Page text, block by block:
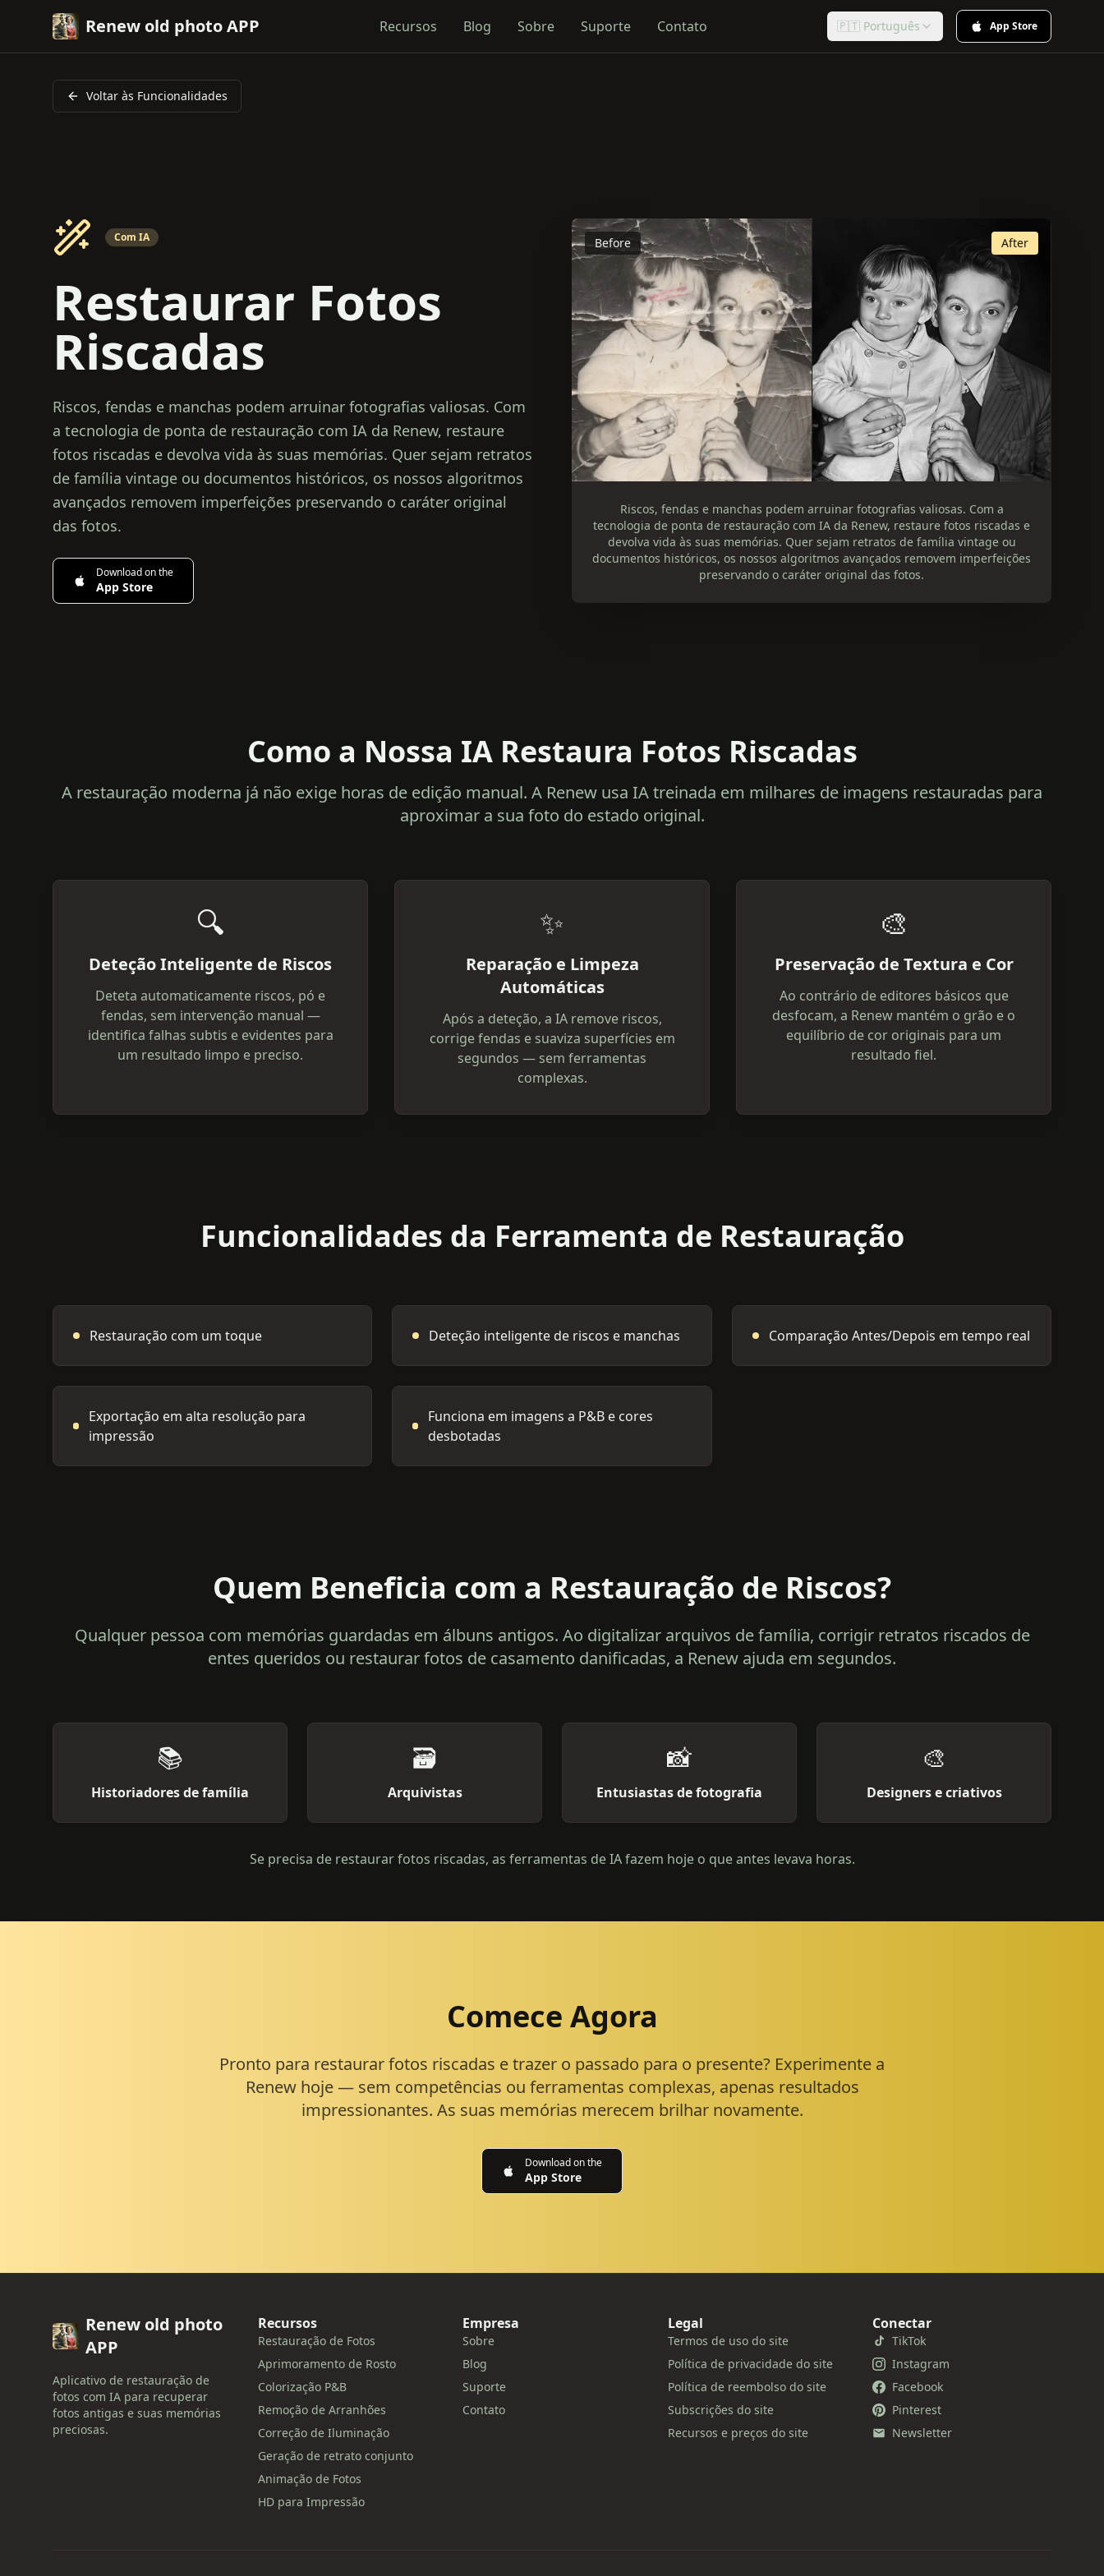
Renew old photo APP Recursos Blog Sobre Suporte Contato 🇵🇹 Português App Store
Voltar às Funcionalidades
Com IA
Restaurar Fotos
Riscadas
Riscos, fendas e manchas podem arruinar fotografias valiosas. Com
a tecnologia de ponta de restauração com IA da Renew, restaure
fotos riscadas e devolva vida às suas memórias. Quer sejam retratos
de família vintage ou documentos históricos, os nossos algoritmos
avançados removem imperfeições preservando o caráter original
das fotos.
Download on the
App Store
Before After
Riscos, fendas e manchas podem arruinar fotografias valiosas. Com a
tecnologia de ponta de restauração com IA da Renew, restaure fotos riscadas e
devolva vida às suas memórias. Quer sejam retratos de família vintage ou
documentos históricos, os nossos algoritmos avançados removem imperfeições
preservando o caráter original das fotos.
Como a Nossa IA Restaura Fotos Riscadas
A restauração moderna já não exige horas de edição manual. A Renew usa IA treinada em milhares de imagens restauradas para
aproximar a sua foto do estado original.
🔍
Deteção Inteligente de Riscos
Deteta automaticamente riscos, pó e
fendas, sem intervenção manual —
identifica falhas subtis e evidentes para
um resultado limpo e preciso.
✨
Reparação e Limpeza
Automáticas
Após a deteção, a IA remove riscos,
corrige fendas e suaviza superfícies em
segundos — sem ferramentas
complexas.
🎨
Preservação de Textura e Cor
Ao contrário de editores básicos que
desfocam, a Renew mantém o grão e o
equilíbrio de cor originais para um
resultado fiel.
Funcionalidades da Ferramenta de Restauração
Restauração com um toque Deteção inteligente de riscos e manchas Comparação Antes/Depois em tempo real
Exportação em alta resolução para
impressão
Funciona em imagens a P&B e cores
desbotadas
Quem Beneficia com a Restauração de Riscos?
Qualquer pessoa com memórias guardadas em álbuns antigos. Ao digitalizar arquivos de família, corrigir retratos riscados de
entes queridos ou restaurar fotos de casamento danificadas, a Renew ajuda em segundos.
📚
Historiadores de família
🗃️
Arquivistas
📸
Entusiastas de fotografia
🎨
Designers e criativos
Se precisa de restaurar fotos riscadas, as ferramentas de IA fazem hoje o que antes levava horas.
Comece Agora
Pronto para restaurar fotos riscadas e trazer o passado para o presente? Experimente a
Renew hoje — sem competências ou ferramentas complexas, apenas resultados
impressionantes. As suas memórias merecem brilhar novamente.
Download on the
App Store
Renew old photo
APP
Aplicativo de restauração de
fotos com IA para recuperar
fotos antigas e suas memórias
preciosas.
Recursos
Restauração de Fotos
Aprimoramento de Rosto
Colorização P&B
Remoção de Arranhões
Correção de Iluminação
Geração de retrato conjunto
Animação de Fotos
HD para Impressão
Empresa
Sobre
Blog
Suporte
Contato
Legal
Termos de uso do site
Política de privacidade do site
Política de reembolso do site
Subscrições do site
Recursos e preços do site
Conectar
TikTok
Instagram
Facebook
Pinterest
Newsletter